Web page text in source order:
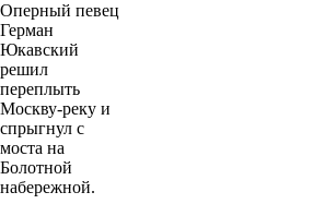
Оперный певец
Герман
Юкавский
решил
переплыть
Москву-реку и
спрыгнул с
моста на
Болотной
набережной.